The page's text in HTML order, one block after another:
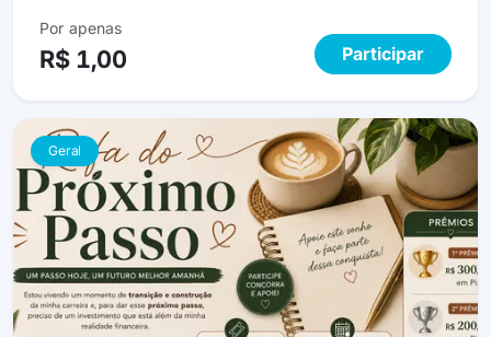
Por apenas
R$ 1,00 Participar
Geral